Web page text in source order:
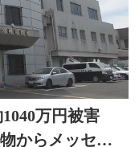
1040万円被害
からメッセー